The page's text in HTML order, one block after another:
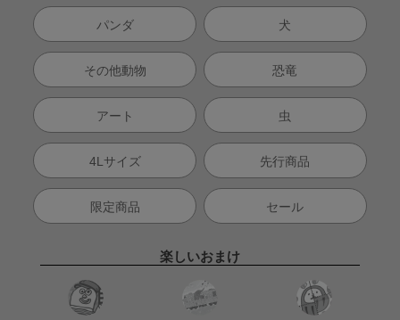
パンダ 犬
その他動物 恐竜
アート 虫
4Lサイズ 先行商品
限定商品 セール
楽しいおまけ